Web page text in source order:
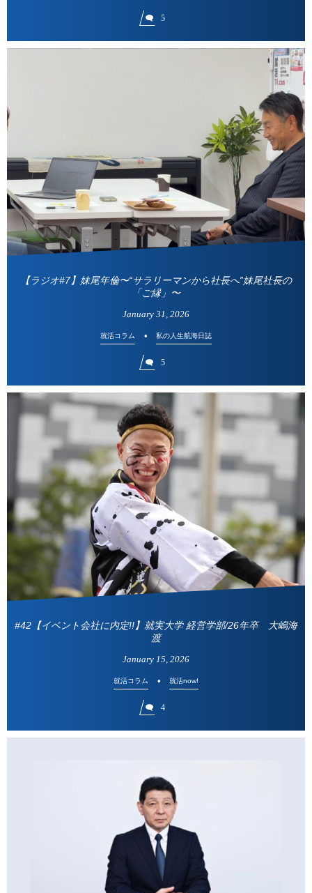
5
【ラジオ#7】妹尾年倫〜“サラリーマンから社長へ”妹尾社長の
「ご縁」〜
January 31 , 2026
就活コラム 私の人生航海日誌
5
#42【イベント会社に内定!!】就実大学 経営学部/26年卒 大嶋海
渡
January 15 2026
就活コラム 就活now!
4